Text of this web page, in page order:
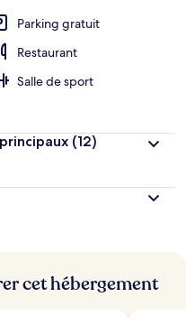
Parking gratuit
Restaurant
Salle de sport
(12)
cet hébergement